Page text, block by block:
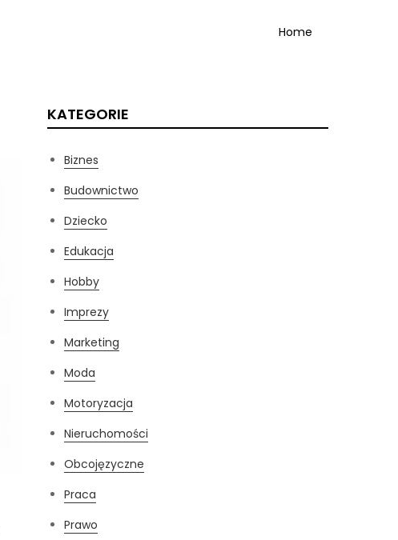
Home
KATEGORIE
Biznes
Budownictwo
Dziecko
Edukacja
Hobby
Imprezy
Marketing
Moda
Motoryzacja
Nieruchomości
Obcojęzyczne
Praca
Prawo